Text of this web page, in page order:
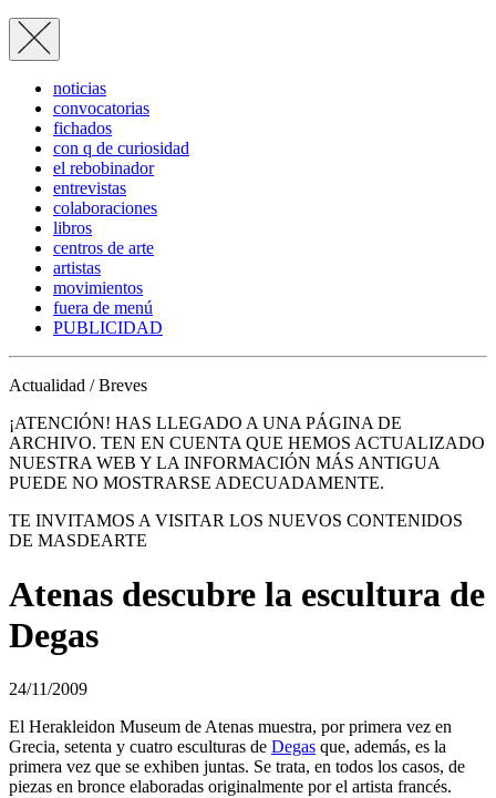
noticias
convocatorias
fichados
con q de curiosidad
el rebobinador
entrevistas
colaboraciones
libros
centros de arte
artistas
movimientos
fuera de menú
PUBLICIDAD
Actualidad / Breves
¡ATENCIÓN! HAS LLEGADO A UNA PÁGINA DE
ARCHIVO. TEN EN CUENTA QUE HEMOS ACTUALIZADO
NUESTRA WEB Y LA INFORMACIÓN MÁS ANTIGUA
PUEDE NO MOSTRARSE ADECUADAMENTE.
TE INVITAMOS A VISITAR LOS NUEVOS CONTENIDOS
DE MASDEARTE
Atenas descubre la escultura de
Degas
24/11/2009
El Herakleidon Museum de Atenas muestra, por primera vez en
Grecia, setenta y cuatro esculturas de Degas que, además, es la
primera vez que se exhiben juntas. Se trata, en todos los casos, de
piezas en bronce elaboradas originalmente por el artista francés.